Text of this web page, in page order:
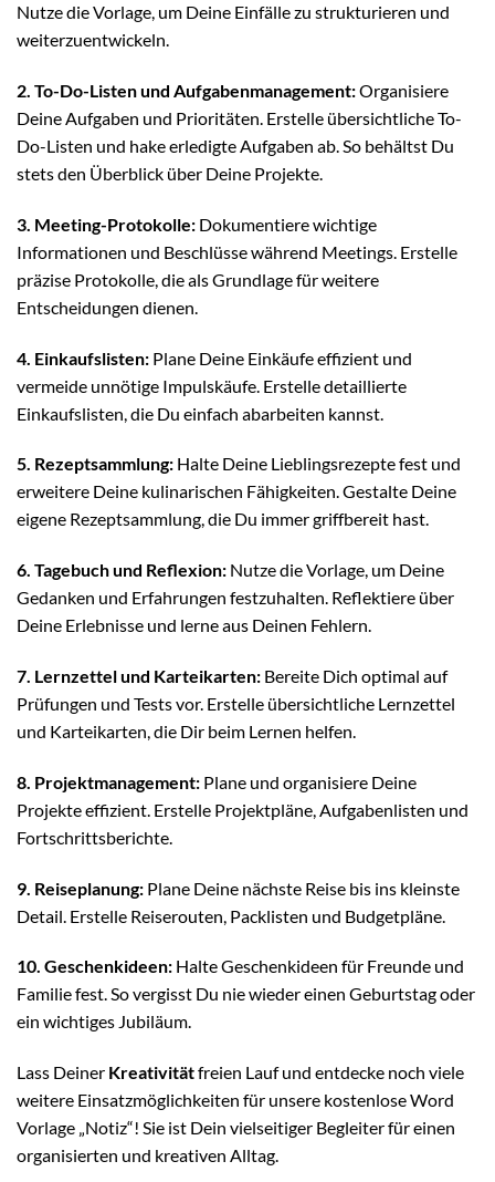
Nutze die Vorlage, um Deine Einfälle zu strukturieren und
weiterzuentwickeln.
2. To-Do-Listen und Aufgabenmanagement:Organisiere
Deine Aufgaben und Prioritäten. Erstelle übersichtliche To-
Do-Listen und hake erledigte Aufgaben ab. So behältst Du
stets den Überblick über Deine Projekte.
3. Meeting-Protokolle: Dokumentiere wichtige
Informationen und Beschlüsse während Meetings. Erstelle
präzise Protokolle, die als Grundlage für weitere
Entscheidungen dienen.
4. Einkaufslisten: Plane Deine Einkäufe effizient und
vermeide unnötige Impulskäufe. Erstelle detaillierte
Einkaufslisten, die Du einfach abarbeiten kannst.
5. Rezeptsammlung: Halte Deine Lieblingsrezepte fest und
erweitere Deine kulinarischen Fähigkeiten. Gestalte Deine
eigene Rezeptsammlung, die Du immer griffbereit hast.
6. Tagebuch und Reflexion: Nutze die Vorlage, um Deine
Gedanken und Erfahrungen festzuhalten. Reflektiere über
Deine Erlebnisse und lerne aus Deinen Fehlern.
7. Lernzettel und Karteikarten: Bereite Dich optimal auf
Prüfungen und Tests vor. Erstelle übersichtliche Lernzettel
und Karteikarten, die Dir beim Lernen helfen.
8. Projektmanagement: Plane und organisiere Deine
Projekte effizient. Erstelle Projektpläne, Aufgabenlisten und
Fortschrittsberichte.
9. Reiseplanung: Plane Deine nächste Reise bis ins kleinste
Detail. Erstelle Reiserouten, Packlisten und Budgetpläne.
10. Geschenkideen: Halte Geschenkideen für Freunde und
Familie fest. So vergisst Du nie wieder einen Geburtstag oder
ein wichtiges Jubiläum.
Lass Deiner Kreativitätfreien Lauf und entdecke noch viele
weitere Einsatzmöglichkeiten für unsere kostenlose Word
Vorlage „Notiz“! Sie ist Dein vielseitiger Begleiter für einen
organisierten und kreativen Alltag.